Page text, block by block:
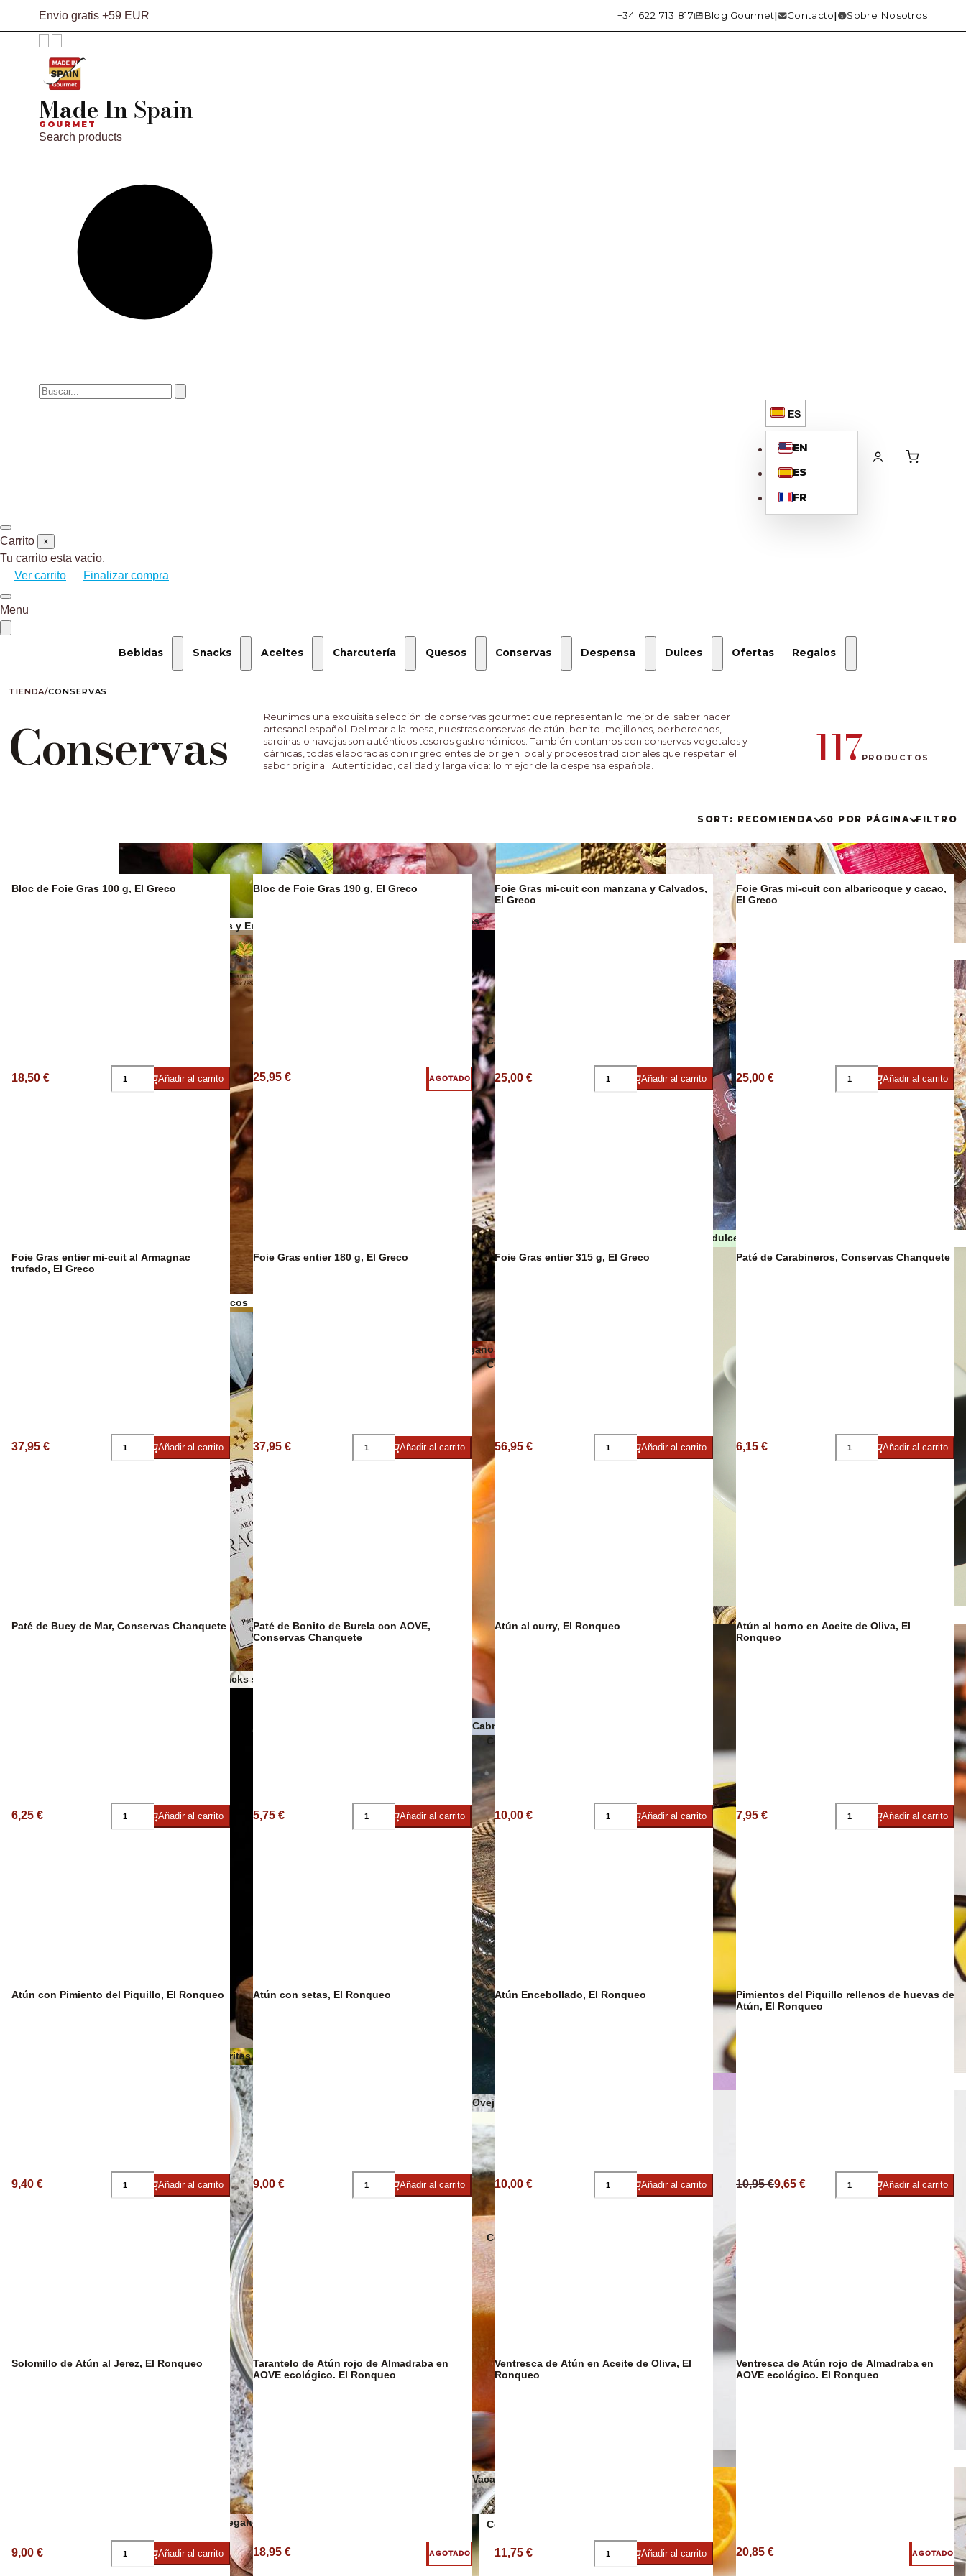
Envio gratis +59 EUR +34 622 713 817 Blog Gourmet Contacto Sobre Nosotros
Made InSpain
GOURMET
Search products
ES
EN
ES
FR
Carrito ×
Tu carrito esta vacio.
Ver carrito
Finalizar compra
Menu
Bebidas
Vino Ecológico
Snacks
Aceitunas y Encurtidos
Frutos secos
Otros snacks salados
Patatas Fritas
Snacks veganos
Aceites
Aceite Aromático
Aceite Ecológico/Vegano
Aceites AOVE Premium
Charcutería
Embutidos y jamón ecológicos
Quesos
Mantequillas
Quesos veganos
Quesos de Cabra
Quesos de Oveja
Quesos de Vaca
Conservas
Caviar
Conservas de carne, patés y foie
Conservas de pescado y marisco
Conservas Ecológicas
Conservas Veganas
Despensa Dulces
Turrones y dulces de Navidad
Ofertas Regalos
Estuches
TIENDA/CONSERVAS
Conservas
Reunimos una exquisita selección de conservas gourmet que representan lo mejor del saber hacer
artesanal español. Del mar a la mesa, nuestras conservas de atún, bonito, mejillones, berberechos,
sardinas o navajas son auténticos tesoros gastronómicos. También contamos con conservas vegetales y
cárnicas, todas elaboradas con ingredientes de origen local y procesos tradicionales que respetan el
sabor original. Autenticidad, calidad y larga vida: lo mejor de la despensa española.
117PRODUCTOS
SORT: RECOMIENDA 50 POR PÁGINA FILTRO
Bloc de Foie Gras 100 g, El Greco
18,50 € Añadir al carrito
Bloc de Foie Gras 190 g, El Greco
25,95 € AGOTADO
Foie Gras mi-cuit con manzana y Calvados,
El Greco
25,00 € Añadir al carrito
Foie Gras mi-cuit con albaricoque y cacao,
El Greco
25,00 € Añadir al carrito
Foie Gras entier mi-cuit al Armagnac
trufado, El Greco
37,95 € Añadir al carrito
Foie Gras entier 180 g, El Greco
37,95 € Añadir al carrito
Foie Gras entier 315 g, El Greco
56,95 € Añadir al carrito
Paté de Carabineros, Conservas Chanquete
6,15 € Añadir al carrito
Paté de Buey de Mar, Conservas Chanquete
6,25 € Añadir al carrito
Paté de Bonito de Burela con AOVE,
Conservas Chanquete
5,75 € Añadir al carrito
Atún al curry, El Ronqueo
10,00 € Añadir al carrito
Atún al horno en Aceite de Oliva, El
Ronqueo
7,95 € Añadir al carrito
Atún con Pimiento del Piquillo, El Ronqueo
9,40 € Añadir al carrito
Atún con setas, El Ronqueo
9,00 € Añadir al carrito
Atún Encebollado, El Ronqueo
10,00 € Añadir al carrito
DESCUENTO12%
Pimientos del Piquillo rellenos de huevas de
Atún, El Ronqueo
10,95 €9,65 € Añadir al carrito
Solomillo de Atún al Jerez, El Ronqueo
9,00 € Añadir al carrito
Tarantelo de Atún rojo de Almadraba en
AOVE ecológico. El Ronqueo
18,95 € AGOTADO
Ventresca de Atún en Aceite de Oliva, El
Ronqueo
11,75 € Añadir al carrito
Ventresca de Atún rojo de Almadraba en
AOVE ecológico. El Ronqueo
20,85 € AGOTADO